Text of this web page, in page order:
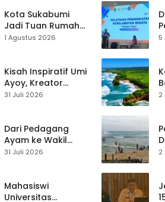
Kota Sukabumi
Jadi Tuan Rumah
Kontes Batu Akik
1 Agustus 2026
Kisah Inspiratif Umi
Ayoy, Kreator
TikTok Asal
Live Streaming
31 Juli 2026
Dari Pedagang
Ayam ke Wakil
Ketua DPRD, H.
Pasar Cisaat
31 Juli 2026
Mahasiswi
Universitas
5
2
2